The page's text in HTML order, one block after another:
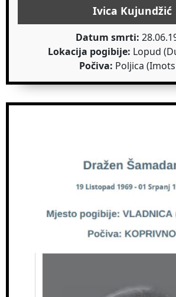
Ivica Kujundžić
Datum smrti:
Lokacija pogibije: Lopud
Počiva: Poljica